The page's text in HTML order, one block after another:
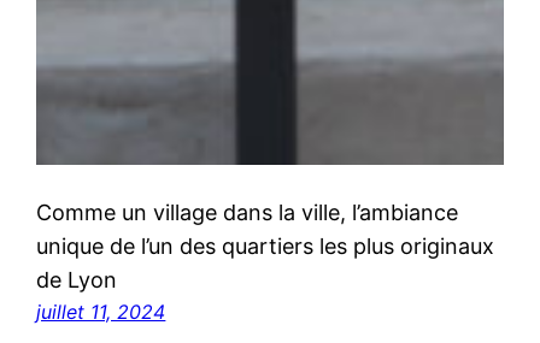
Comme un village dans la ville, l’ambiance
unique de l’un des quartiers les plus originaux
de Lyon
juillet 11, 2024